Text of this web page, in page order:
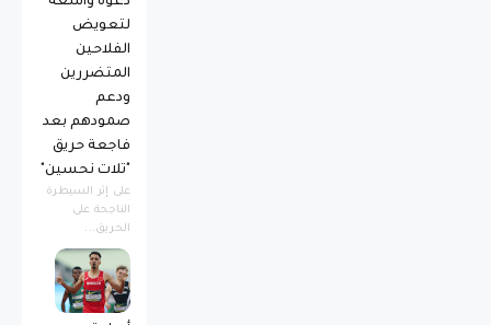
لتعويض
الفلاحين
المتضررين
ودعم
صمودهم بعد
فاجعة حريق
"تلات نحسين"
​على إثر السيطرة
الناجحة على
الحريق...